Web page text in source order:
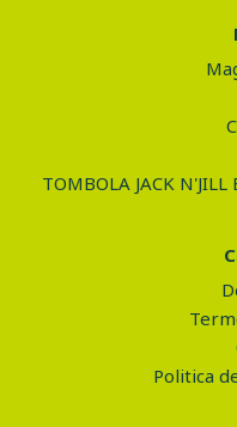
TOMBOLA JACK
Politica